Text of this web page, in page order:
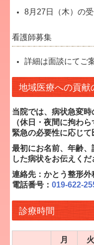
8月27日（木）の
看護師募集
詳細は面談にてご
地域医療への貢献
当院では、病状急変
（休日・夜間に拘わ
緊急の必要性に応じて
最初にお名前、年齢
した病状をお伝えくだ
連絡先：かとう整形外
電話番号：019-622-
診療時間
月 火